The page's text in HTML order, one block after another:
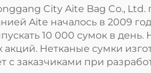
джута,
для
на
City Aite Bag Co.,
Aite началось в 2009
10 000 сумок в
акций. Нетканые сумки
с заказчиками при